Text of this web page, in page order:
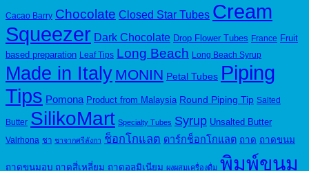
Cacao Barry Chocolate Closed Star Tubes Cream
Squeezer Dark Chocolate Drop Flower Tubes France Fruit
based preparation Leaf Tips Long Beach Long Beach Syrup
Made in Italy MONIN Petal Tubes Piping
Tips Pomona Product from Malaysia Round Piping Tip Salted
Butter SilikoMart Specialty Tubes Syrup Unsalted Butter
Valrhona ชา ชาจากศรีลังกา ช็อกโกแลต ดาร์กช็อกโกแลต ถาด ถาดขนม
ถาดขนมอบ ถาดสี่เหลี่ยม ถาดอลูมิเนียม ผงผสมเครื่องดื่ม พิมพ์ขนม